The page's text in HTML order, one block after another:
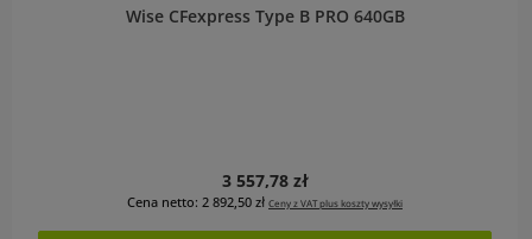
Wise CFexpress Type B PRO 640GB
Cena regularna:
3 557,78 zł
Cena netto: 2 892,50 zł Ceny z VAT plus koszty wysyłki